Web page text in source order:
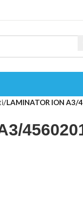
LAMINATOR ION A3/